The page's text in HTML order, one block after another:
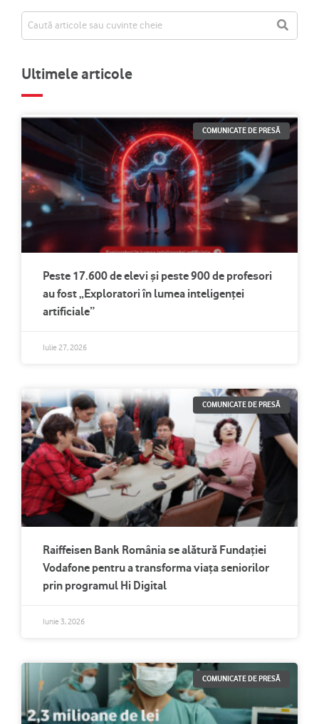
Ultimele articole
COMUNICATE DE PRESĂ
Peste 17.600 de elevi și peste 900 de profesori
au fost „Exploratori în lumea inteligenței
artificiale”
Iulie 27, 2026
COMUNICATE DE PRESĂ
Raiffeisen Bank România se alătură Fundației
Vodafone pentru a transforma viața seniorilor
prin programul Hi Digital
Iunie 3, 2026
COMUNICATE DE PRESĂ